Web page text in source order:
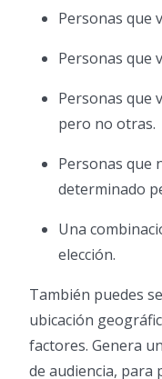
Personas que
Personas que
Personas que
pero no otras.
Personas que
determinado
Una
elección.
También puedes
ubicación
factores. Genera
de audiencia,